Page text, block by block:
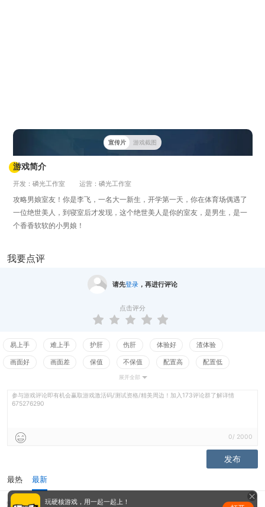
宣传片 游戏截图
游戏简介
开发：磷光工作室 运营：磷光工作室
攻略男娘室友！你是李飞，一名大一新生，开学第一天，你在体育场偶遇了
一位绝世美人，到寝室后才发现，这个绝世美人是你的室友，是男生，是一
个香香软软的小男娘！
我要点评
请先登录，再进行评论
点击评分
易上手 难上手 护肝 伤肝 体验好 渣体验
画面好 画面差 保值 不保值 配置高 配置低
展开全部
参与游戏评论即有机会赢取游戏激活码/测试资格/精美周边！加入173评论群了解详情
675276290
0/ 2000
发布
最热 最新
暂无评价 玩硬核游戏，用一起一起上！